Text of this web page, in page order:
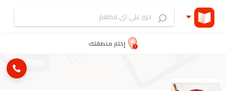
إختار منطقتك